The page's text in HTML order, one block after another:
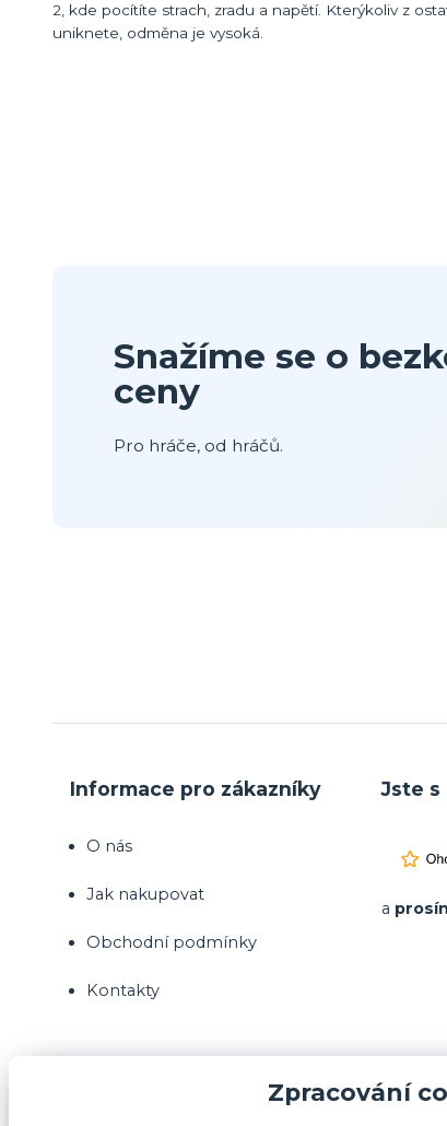
2, kde pocítíte strach, zradu a napětí. Kterýkoliv z
uniknete, odměna je vysoká.
Snažíme se o
ceny
Pro hráče, od hráčů.
Informace pro zákazníky
O nás
Jak nakupovat
Obchodní podmínky
Kontakty
Jste s
a
Zpracování